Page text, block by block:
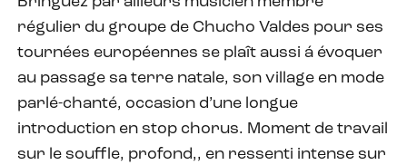
régulier du groupe de Chucho Valdes pour ses
tournées européennes se plaît aussi á évoquer
au passage sa terre natale, son village en mode
parlé-chanté, occasion d’une longue
introduction en stop chorus. Moment de travail
sur le souffle, profond,, en ressenti intense sur